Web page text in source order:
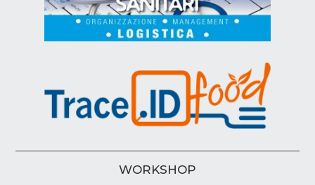
WORKSHOP